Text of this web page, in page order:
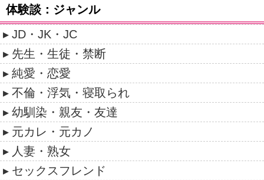
体験談：ジャンル
JD・JK・JC
先生・生徒・禁断
純愛・恋愛
不倫・浮気・寝取られ
幼馴染・親友・友達
元カレ・元カノ
人妻・熟女
セックスフレンド